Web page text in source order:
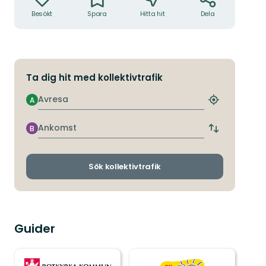
Besökt Spara Hitta hit Dela
Ta dig hit med kollektivtrafik
Avresa
A
Hitta
hållplats
Ankomst
B
Byt
och
Sök kollektivtrafik
Guider